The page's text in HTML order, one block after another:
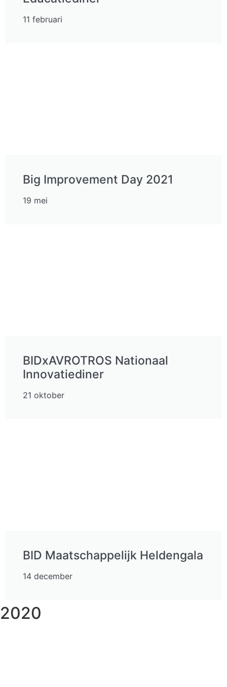
11 februari
Big Improvement Day 2021
19 mei
BIDxAVROTROS Nationaal
Innovatiediner
21 oktober
BID Maatschappelijk Heldengala
14 december
2020